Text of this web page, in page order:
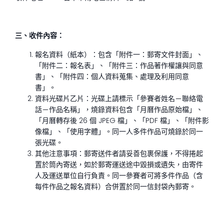
三、收件內容：
報名資料（紙本）：包含「附件一：郵寄文件封面」、
「附件二：報名表」、「附件三：作品著作權讓與同意
書」、「附件四：個人資料蒐集、處理及利用同意
書」。
資料光碟片乙片：光碟上請標示「參賽者姓名－聯絡電
話－作品名稱」，燒錄資料包含「月曆作品原始檔」、
「月曆轉存後 26 個 JPEG 檔」、「PDF 檔」、「附件影
像檔」、「使用字體」。同一人多件作品可燒錄於同一
張光碟。
其他注意事項：郵寄送件者請妥善包裹保護，不得捲起
置於筒內寄送，如於郵寄運送途中毀損或遺失，由寄件
人及運送單位自行負責。同一參賽者可將多件作品（含
每件作品之報名資料）合併置於同一信封袋內郵寄。